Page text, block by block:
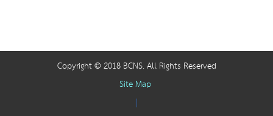
Copyright © 2018 BCNS. All Rights Reserved
Site Map
|